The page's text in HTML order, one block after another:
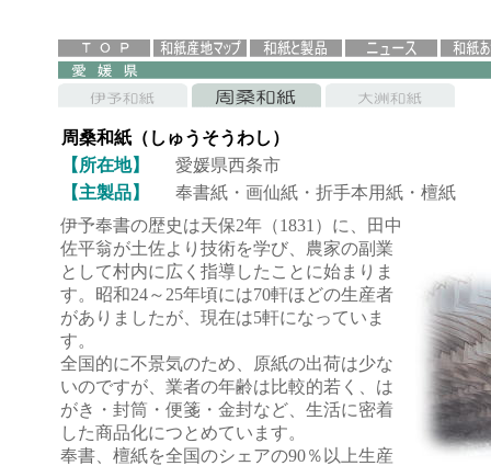
周桑和紙（しゅうそうわし）
【所在地】
愛媛県西条市
【主製品】
奉書紙・画仙紙・折手本用紙・檀紙
伊予奉書の歴史は天保2年（1831）に、田中
佐平翁が土佐より技術を学び、農家の副業
として村内に広く指導したことに始まりま
す。昭和24～25年頃には70軒ほどの生産者
がありましたが、現在は5軒になっていま
す。
全国的に不景気のため、原紙の出荷は少な
いのですが、業者の年齢は比較的若く、は
がき・封筒・便箋・金封など、生活に密着
した商品化につとめています。
奉書、檀紙を全国のシェアの90％以上生産